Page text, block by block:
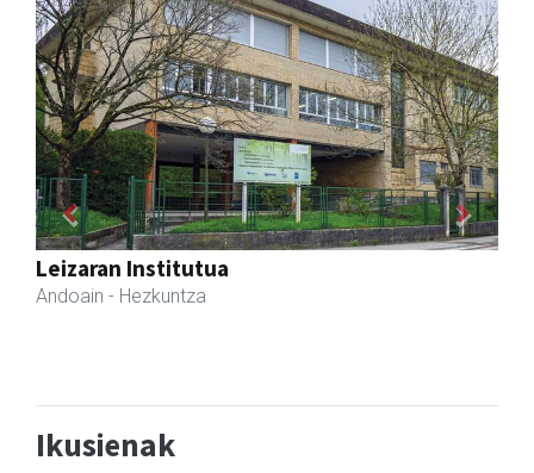
Eizmendi ile-apaindegia
Amasa-Villabona
Previous Next
Ikusienak